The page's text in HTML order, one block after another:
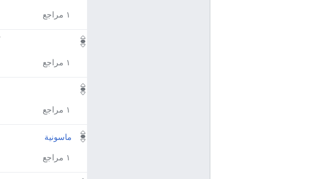
١ مراجع
١ مراجع
١ مراجع
ماسونية
١ مراجع